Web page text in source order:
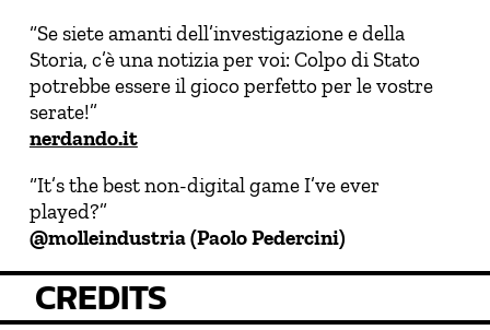
“Se siete amanti dell’investigazione e della
Storia, c’è una notizia per voi: Colpo di Stato
potrebbe essere il gioco perfetto per le vostre
serate!”
nerdando.it
“It’s the best non-digital game I’ve ever
played?”
@molleindustria (Paolo Pedercini)
CREDITS